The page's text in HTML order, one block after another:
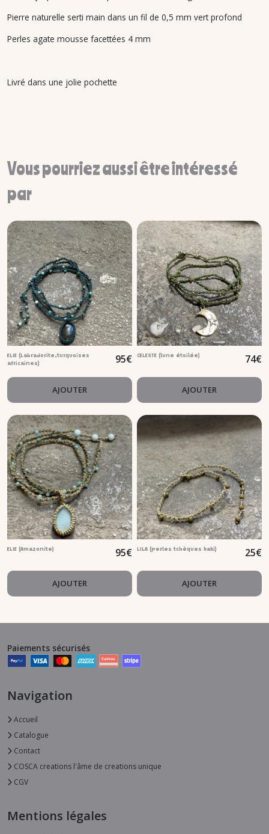
Pierre naturelle serti main dans un fil de 0,5 mm vert profond
Perles agate mousse facettées 4 mm
Livré dans une jolie pochette
Vous pourriez aussi être intéressé
par
ELIE (Labradorite,turquoises
africaines)
95€
AJOUTER
CELESTE (lune étoilée) 74€
AJOUTER
ELIE (Amazonite) 95€
AJOUTER
LILA (perles tchèques kaki) 25€
AJOUTER
Paiements sécurisés
Navigation
Accueil
Catalogue
Contact
COSCA creations l'âme de creations unique
CGV
Mentions légales